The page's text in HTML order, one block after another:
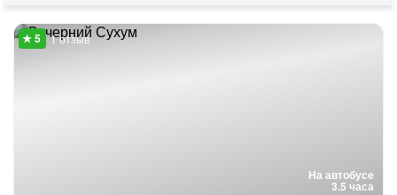
На автобусе
3.5 часа
1 отзыв